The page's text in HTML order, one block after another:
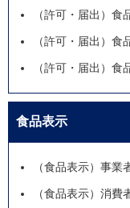
（許可・届出）食
（許可・届出）食
（許可・届出）食
食品表示
（食品表示）事業
（食品表示）消費